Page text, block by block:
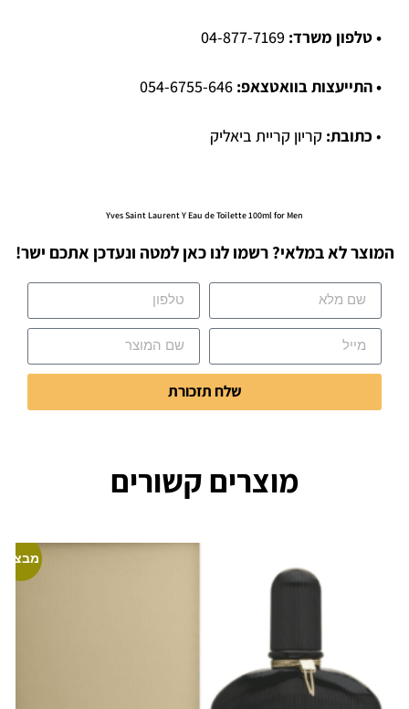
• טלפון משרד:
• התייעצות בוואטצאפ:
• כתובת: קריון קריית ביאליק
Yves Saint Laurent Y Eau de Toilette 100ml for Men
המוצר לא במלאי? רשמו לנו כאן למטה ונעדכן אתכם ישר!
שלח תזכורת
מוצרים קשורים
מבצע!